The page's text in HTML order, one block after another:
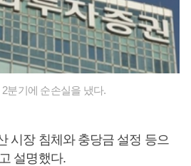
분기에 순손실을 냈다.
시장 침체와 충당금 설정 등으
설명했다.